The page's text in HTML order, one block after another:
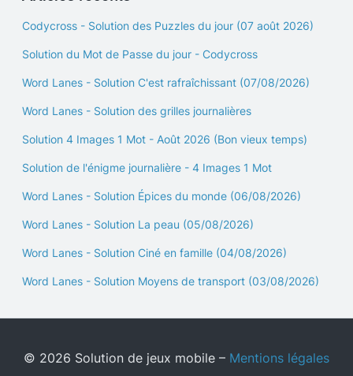
Codycross - Solution des Puzzles du jour (07 août 2026)
Solution du Mot de Passe du jour - Codycross
Word Lanes - Solution C'est rafraîchissant (07/08/2026)
Word Lanes - Solution des grilles journalières
Solution 4 Images 1 Mot - Août 2026 (Bon vieux temps)
Solution de l'énigme journalière - 4 Images 1 Mot
Word Lanes - Solution Épices du monde (06/08/2026)
Word Lanes - Solution La peau (05/08/2026)
Word Lanes - Solution Ciné en famille (04/08/2026)
Word Lanes - Solution Moyens de transport (03/08/2026)
© 2026 Solution de jeux mobile – Mentions légales